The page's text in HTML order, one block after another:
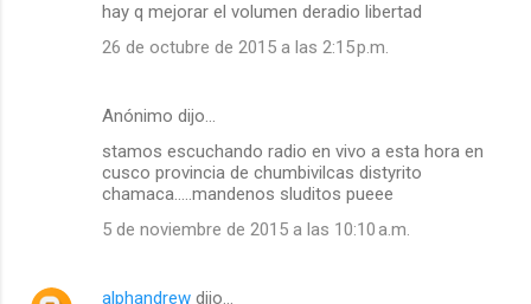
hay q mejorar el volumen deradio libertad
26 de octubre de 2015 a las 2:15 p.m.
Anónimo dijo…
stamos escuchando radio en vivo a esta hora en
cusco provincia de chumbivilcas distyrito
chamaca.....mandenos sluditos pueee
5 de noviembre de 2015 a las 10:10 a.m.
alphandrew dijo…